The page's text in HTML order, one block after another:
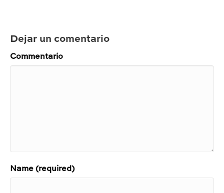
Dejar un comentario
Commentario
Name (required)